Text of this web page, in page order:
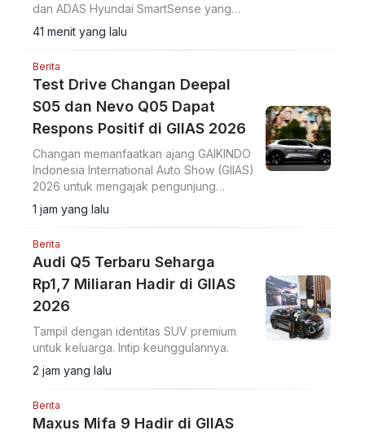
dan ADAS Hyundai SmartSense yang
lebih lengkap. Simak harga Hyundai
Stargazer Cartenz X terbaru mulai Rp350
41 menit yang lalu
Berita
Test Drive Changan Deepal
S05 dan Nevo Q05 Dapat
Respons Positif di GIIAS 2026
Changan memanfaatkan ajang GAIKINDO
Indonesia International Auto Show (GIIAS)
2026 untuk mengajak pengunjung
merasakan langsung performa dua
model terbarunya, Changan Deepal S05
1 jam yang lalu
Berita
Audi Q5 Terbaru Seharga
Rp1,7 Miliaran Hadir di GIIAS
2026
Tampil dengan identitas SUV premium
untuk keluarga. Intip keunggulannya.
2 jam yang lalu
Berita
Maxus Mifa 9 Hadir di GIIAS